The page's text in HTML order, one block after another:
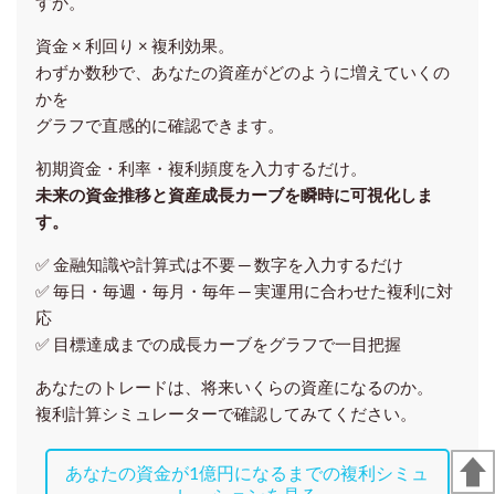
資金 × 利回り × 複利効果。
わずか数秒で、あなたの資産がどのように増えていくの
かを
グラフで直感的に確認できます。
初期資金・利率・複利頻度を入力するだけ。
未来の資金推移と資産成長カーブを瞬時に可視化しま
す。
✅ 金融知識や計算式は不要 ─ 数字を入力するだけ
✅ 毎日・毎週・毎月・毎年 ─ 実運用に合わせた複利に対
応
✅ 目標達成までの成長カーブをグラフで一目把握
あなたのトレードは、将来いくらの資産になるのか。
複利計算シミュレーターで確認してみてください。
あなたの資金が1億円になるまでの複利シミュ